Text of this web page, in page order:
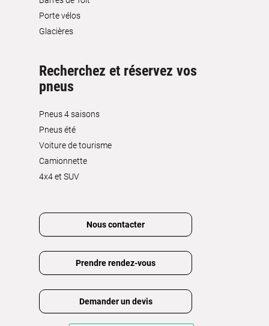
Porte vélos
Glacières
Recherchez et réservez vos
pneus
Pneus 4 saisons
Pneus été
Voiture de tourisme
Camionnette
4x4 et SUV
Nous contacter
Prendre rendez-vous
Demander un devis